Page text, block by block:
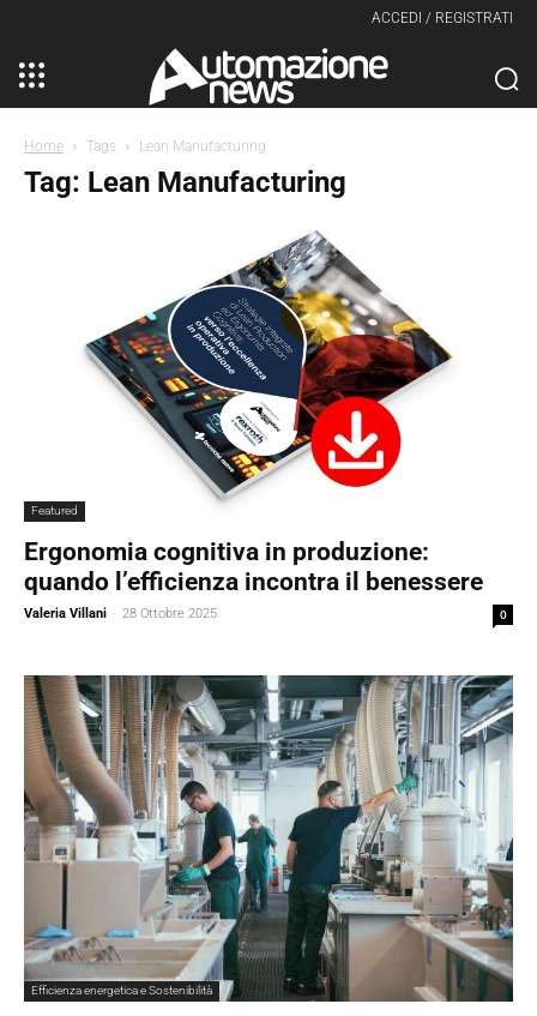
ACCEDI / REGISTRATI
Home Tags Lean Manufacturing
Tag: Lean Manufacturing
Featured
Ergonomia cognitiva in produzione:
quando l’efficienza incontra il benessere
Valeria Villani - 28 Ottobre 2025 0
Efficienza energetica e Sostenibilità